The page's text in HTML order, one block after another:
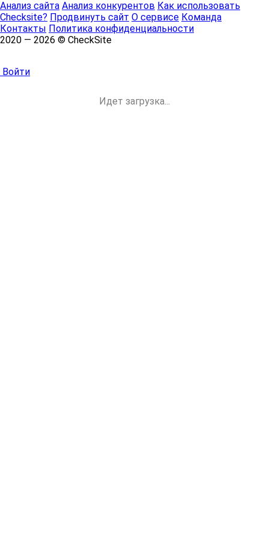
Анализ сайта Анализ конкурентов Как использовать
Checksite? Продвинуть сайт О сервисе Команда
Контакты Политика конфиденциальности
2020 — 2026 © CheckSite
Войти
Идет загрузка...